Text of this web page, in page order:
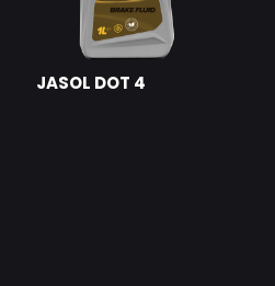
JASOL DOT 4